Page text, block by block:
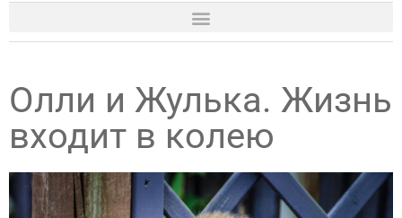
Олли и Жулька. Жизнь
входит в колею